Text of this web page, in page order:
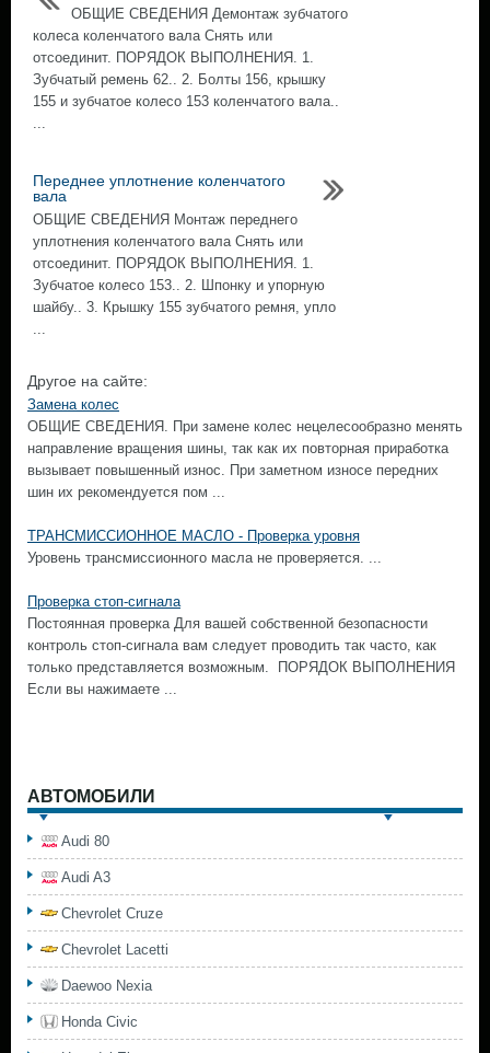
ОБЩИЕ СВЕДЕНИЯ Демонтаж зубчатого
колеса коленчатого вала Снять или
отсоединит. ПОРЯДОК ВЫПОЛНЕНИЯ. 1.
Зубчатый ремень 62.. 2. Болты 156, крышку
155 и зубчатое колесо 153 коленчатого вала..
...
Переднее уплотнение коленчатого
вала
ОБЩИЕ СВЕДЕНИЯ Монтаж переднего
уплотнения коленчатого вала Снять или
отсоединит. ПОРЯДОК ВЫПОЛНЕНИЯ. 1.
Зубчатое колесо 153.. 2. Шпонку и упорную
шайбу.. 3. Крышку 155 зубчатого ремня, упло
...
Другое на сайте:
Замена колес
ОБЩИЕ СВЕДЕНИЯ. При замене колес нецелесообразно менять
направление вращения шины, так как их повторная приработка
вызывает повышенный износ. При заметном износе передних
шин их рекомендуется пом ...
ТРАНСМИССИОННОЕ МАСЛО - Проверка уровня
Уровень трансмиссионного масла не проверяется. ...
Проверка стоп-сигнала
Постоянная проверка Для вашей собственной безопасности
контроль стоп-сигнала вам следует проводить так часто, как
только представляется возможным. ПОРЯДОК ВЫПОЛНЕНИЯ
Если вы нажимаете ...
АВТОМОБИЛИ
Audi 80
Audi A3
Chevrolet Cruze
Chevrolet Lacetti
Daewoo Nexia
Honda Civic